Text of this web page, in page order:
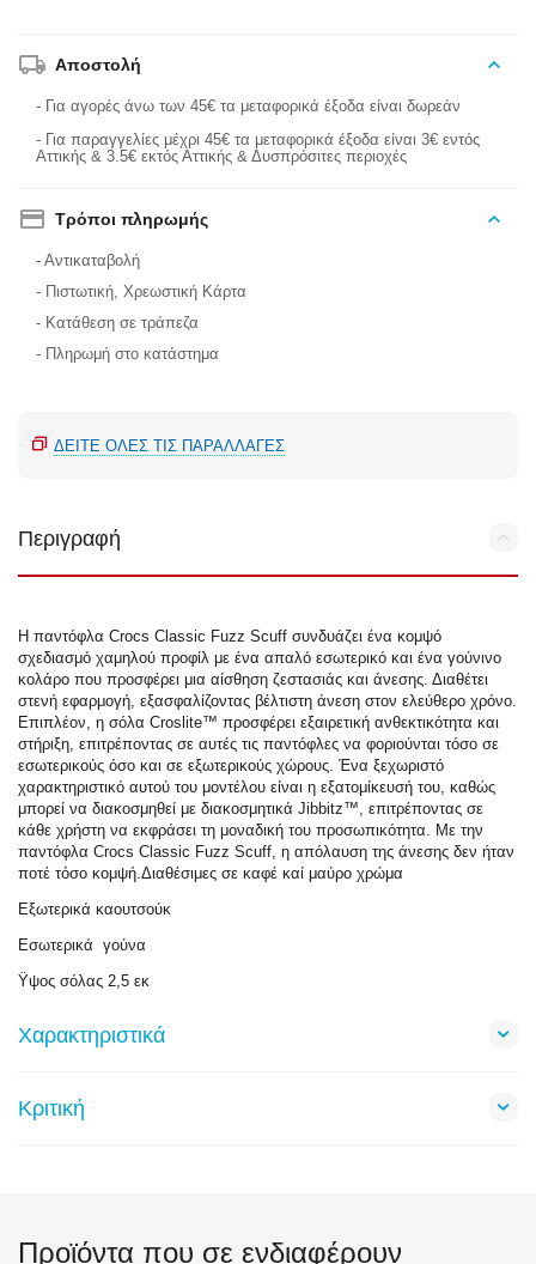
Αποστολή
- Για αγορές άνω των 45€ τα μεταφορικά έξοδα είναι δωρεάν
- Για παραγγελίες μέχρι 45€ τα μεταφορικά έξοδα είναι 3€ εντός
Αττικής & 3.5€ εκτός Αττικής & Δυσπρόσιτες περιοχές
Τρόποι πληρωμής
- Αντικαταβολή
- Πιστωτική, Χρεωστική Κάρτα
- Κατάθεση σε τράπεζα
- Πληρωμή στο κατάστημα
ΔΕΊΤΕ ΌΛΕΣ ΤΙΣ ΠΑΡΑΛΛΑΓΈΣ
Περιγραφή
Η παντόφλα Crocs Classic Fuzz Scuff συνδυάζει ένα κομψό
σχεδιασμό χαμηλού προφίλ με ένα απαλό εσωτερικό και ένα γούνινο
κολάρο που προσφέρει μια αίσθηση ζεστασιάς και άνεσης. Διαθέτει
στενή εφαρμογή, εξασφαλίζοντας βέλτιστη άνεση στον ελεύθερο χρόνο.
Επιπλέον, η σόλα Croslite™ προσφέρει εξαιρετική ανθεκτικότητα και
στήριξη, επιτρέποντας σε αυτές τις παντόφλες να φοριούνται τόσο σε
εσωτερικούς όσο και σε εξωτερικούς χώρους. Ένα ξεχωριστό
χαρακτηριστικό αυτού του μοντέλου είναι η εξατομίκευσή του, καθώς
μπορεί να διακοσμηθεί με διακοσμητικά Jibbitz™, επιτρέποντας σε
κάθε χρήστη να εκφράσει τη μοναδική του προσωπικότητα. Με την
παντόφλα Crocs Classic Fuzz Scuff, η απόλαυση της άνεσης δεν ήταν
ποτέ τόσο κομψή.Διαθέσιμες σε καφέ καί μαύρο χρώμα
Εξωτερικά καουτσούκ
Εσωτερικά γούνα
Ϋψος σόλας 2,5 εκ
Χαρακτηριστικά
Κριτική
Προϊόντα που σε ενδιαφέρουν